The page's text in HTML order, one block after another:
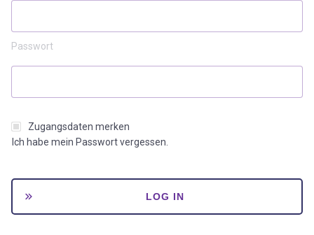
Passwort
Zugangsdaten merken
Ich habe mein Passwort vergessen.
LOG IN